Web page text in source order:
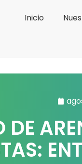
Inicio
DE